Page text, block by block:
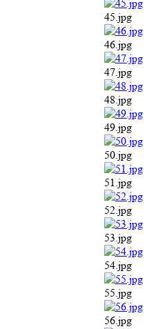
45.jpg
46.jpg
47.jpg
48.jpg
49.jpg
50.jpg
51.jpg
52.jpg
53.jpg
54.jpg
55.jpg
56.jpg